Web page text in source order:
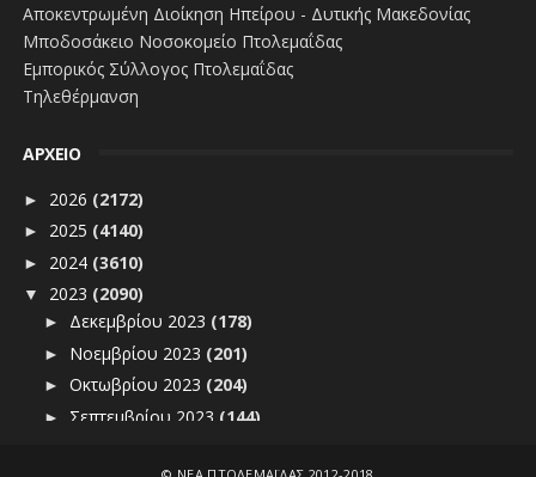
Αποκεντρωμένη Διοίκηση Ηπείρου - Δυτικής Μακεδονίας
Μποδοσάκειο Νοσοκομείο Πτολεμαΐδας
Εμπορικός Σύλλογος Πτολεμαΐδας
Τηλεθέρμανση
ΑΡΧΕΙΟ
► 2026 (2172)
► 2025 (4140)
► 2024 (3610)
▼ 2023 (2090)
► Δεκεμβρίου 2023 (178)
► Νοεμβρίου 2023 (201)
► Οκτωβρίου 2023 (204)
► Σεπτεμβρίου 2023 (144)